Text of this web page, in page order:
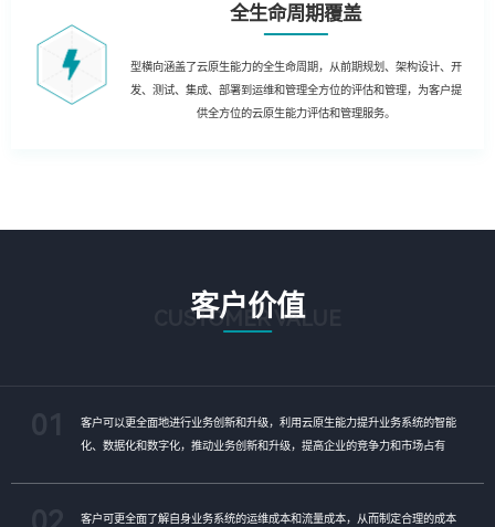
全生命周期覆盖
型横向涵盖了云原生能力的全生命周期，从前期规划、架构设计、开
发、测试、集成、部署到运维和管理全方位的评估和管理，为客户提
供全方位的云原生能力评估和管理服务。
客户价值
CUSTOMER VALUE
客户可以更全面地进行业务创新和升级，利用云原生能力提升业务系统的智能
化、数据化和数字化，推动业务创新和升级，提高企业的竞争力和市场占有
客户可更全面了解自身业务系统的运维成本和流量成本，从而制定合理的成本